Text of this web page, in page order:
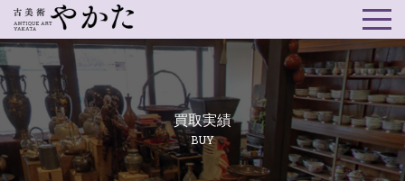
買取実績
BUY